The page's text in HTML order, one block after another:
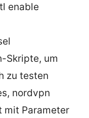
enable
Skripte, um
zu testen
nordvpn
mit Parameter